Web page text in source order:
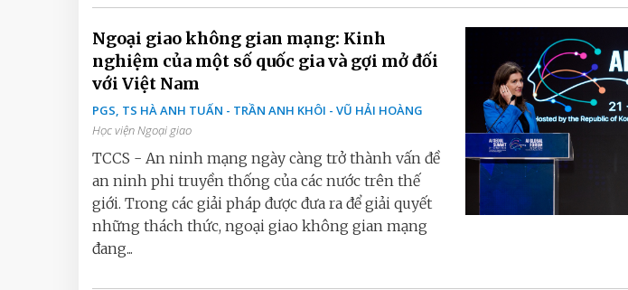
Ngoại giao không gian mạng: Kinh
nghiệm của một số quốc gia và gợi mở đối
với Việt Nam
PGS, TS HÀ ANH TUẤN - TRẦN ANH KHÔI - VŨ HẢI HOÀNG
Học viện Ngoại giao
TCCS - An ninh mạng ngày càng trở thành vấn đề
an ninh phi truyền thống của các nước trên thế
giới. Trong các giải pháp được đưa ra để giải quyết
những thách thức, ngoại giao không gian mạng
đang...